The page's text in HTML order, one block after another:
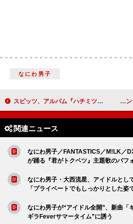
なにわ男子
スピッツ、アルバム『ハチミツ』30周年記念盤の発売が決定 OWV
関連ニュース
なにわ男子／FANTASTICS／M!LK／
が踊る『君がトクベツ』主題歌のパフ
なにわ男子・大西流星、アイドルとし
「プライベートでもしっかりとした姿
なにわ男子が“アイドル全開”、新曲「
ギラFeverサマータイム”に誘う